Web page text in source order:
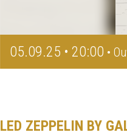
05.09.25 • 20:00 •
LED ZEPPELIN BY